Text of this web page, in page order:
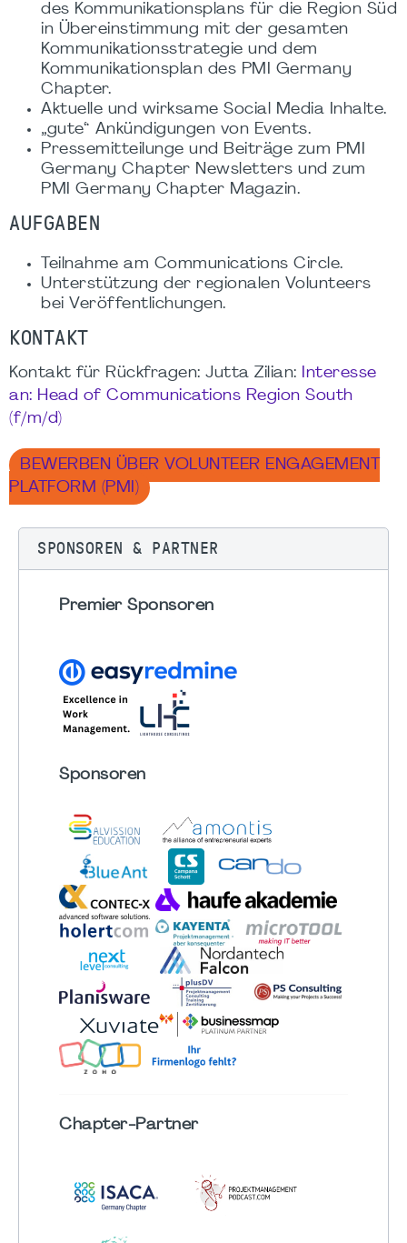
des Kommunikationsplans für die Region Süd
in Übereinstimmung mit der gesamten
Kommunikationsstrategie und dem
Kommunikationsplan des PMI Germany
Chapter.
Aktuelle und wirksame Social Media Inhalte.
„gute“ Ankündigungen von Events.
Pressemitteilunge und Beiträge zum PMI
Germany Chapter Newsletters und zum
PMI Germany Chapter Magazin.
AUFGABEN
Teilnahme am Communications Circle.
Unterstützung der regionalen Volunteers
bei Veröffentlichungen.
KONTAKT
Kontakt für Rückfragen: Jutta Zilian:
Interesse
an: Head of Communications Region South
(f/m/d)
BEWERBEN ÜBER VOLUNTEER ENGAGEMENT
PLATFORM (PMI)
SPONSOREN & PARTNER
Premier Sponsoren
Sponsoren
Chapter-Partner